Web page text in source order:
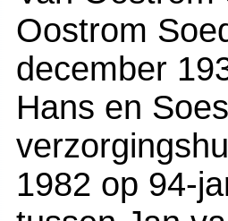
Oostrom
december
Hans en
1982 op 94-